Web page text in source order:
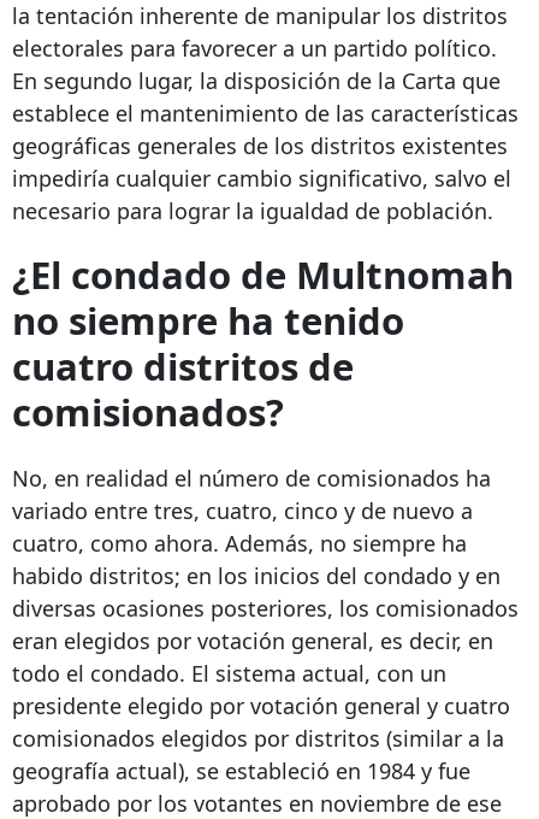
la tentación inherente de manipular los distritos
electorales para favorecer a un partido político.
En segundo lugar, la disposición de la Carta que
establece el mantenimiento de las características
geográficas generales de los distritos existentes
impediría cualquier cambio significativo, salvo el
necesario para lograr la igualdad de población.
¿El condado de Multnomah
no siempre ha tenido
cuatro distritos de
comisionados?
No, en realidad el número de comisionados ha
variado entre tres, cuatro, cinco y de nuevo a
cuatro, como ahora. Además, no siempre ha
habido distritos; en los inicios del condado y en
diversas ocasiones posteriores, los comisionados
eran elegidos por votación general, es decir, en
todo el condado. El sistema actual, con un
presidente elegido por votación general y cuatro
comisionados elegidos por distritos (similar a la
geografía actual), se estableció en 1984 y fue
aprobado por los votantes en noviembre de ese